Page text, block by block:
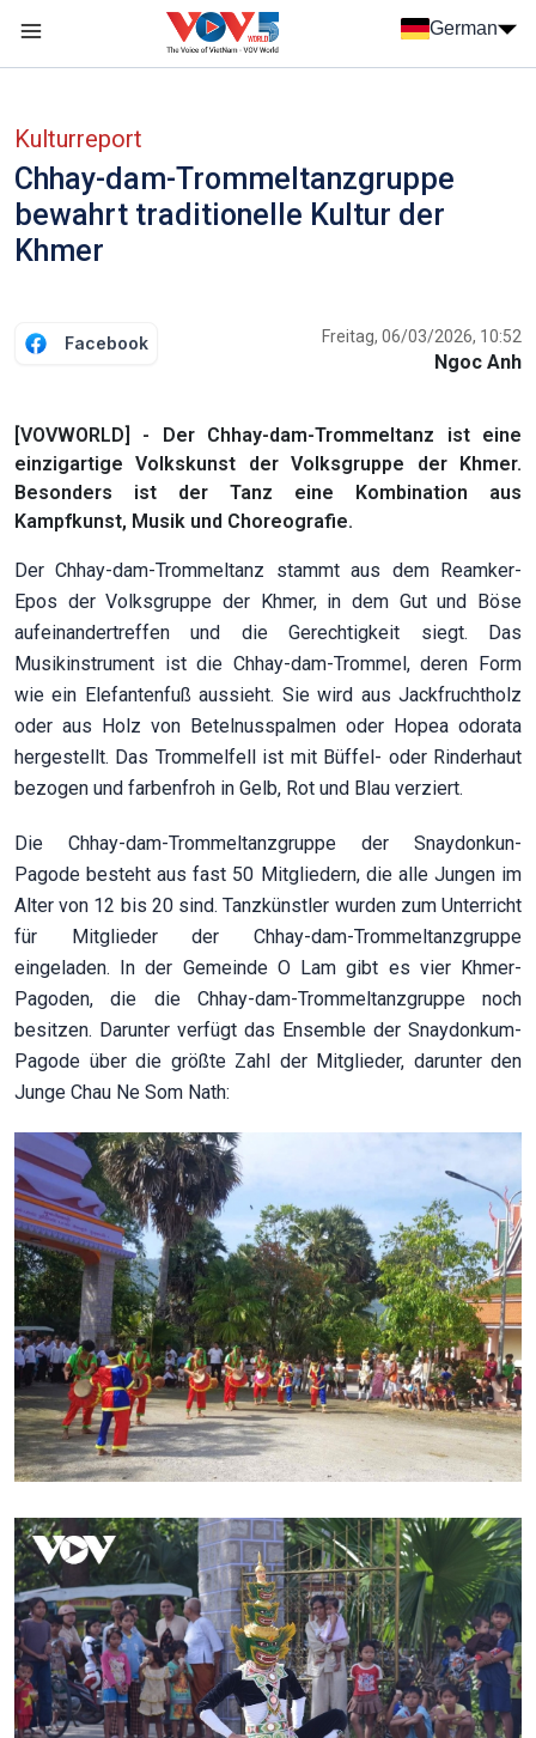
German
Kulturreport
Chhay-dam-Trommeltanzgruppe
bewahrt traditionelle Kultur der
Khmer
Facebook Freitag, 06/03/2026, 10:52
Ngoc Anh
[VOVWORLD] - Der Chhay-dam-Trommeltanz ist eine
einzigartige Volkskunst der Volksgruppe der Khmer.
Besonders ist der Tanz eine Kombination aus
Kampfkunst, Musik und Choreografie.
Der Chhay-dam-Trommeltanz stammt aus dem Reamker-
Epos der Volksgruppe der Khmer, in dem Gut und Böse
aufeinandertreffen und die Gerechtigkeit siegt. Das
Musikinstrument ist die Chhay-dam-Trommel, deren Form
wie ein Elefantenfuß aussieht. Sie wird aus Jackfruchtholz
oder aus Holz von Betelnusspalmen oder Hopea odorata
hergestellt. Das Trommelfell ist mit Büffel- oder Rinderhaut
bezogen und farbenfroh in Gelb, Rot und Blau verziert.
Die Chhay-dam-Trommeltanzgruppe der Snaydonkun-
Pagode besteht aus fast 50 Mitgliedern, die alle Jungen im
Alter von 12 bis 20 sind. Tanzkünstler wurden zum Unterricht
für Mitglieder der Chhay-dam-Trommeltanzgruppe
eingeladen. In der Gemeinde O Lam gibt es vier Khmer-
Pagoden, die die Chhay-dam-Trommeltanzgruppe noch
besitzen. Darunter verfügt das Ensemble der Snaydonkum-
Pagode über die größte Zahl der Mitglieder, darunter den
Junge Chau Ne Som Nath: